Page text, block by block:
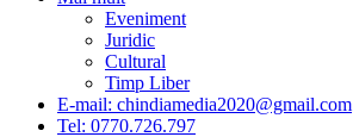
Eveniment
Juridic
Cultural
Timp Liber
E-mail: chindiamedia2020@gmail.com
Tel: 0770.726.797